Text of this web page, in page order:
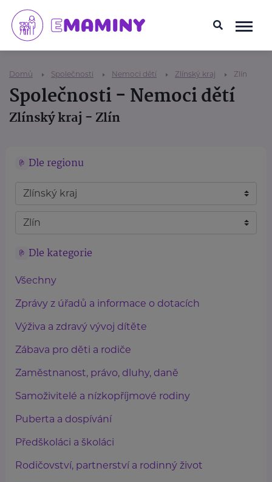
Domů Společnosti Nemoci dětí Zlínský kraj Zlín
Společnosti - Nemoci dětí
Zlínský kraj - Zlín
Dle regionu
Dle kategorie
Všechny
Zprávy z úřadů a informace o dotacích
Výživa a zdravý vývoj dítěte
Zábava pro děti a rodiče
Zaměstnanost, právo, dluhy, daně
Samoživitelé a nízkopříjmové rodiny
Puberta a dospívání
Předškoláci a školáci
Rodičovství, partnerství a rodinný život